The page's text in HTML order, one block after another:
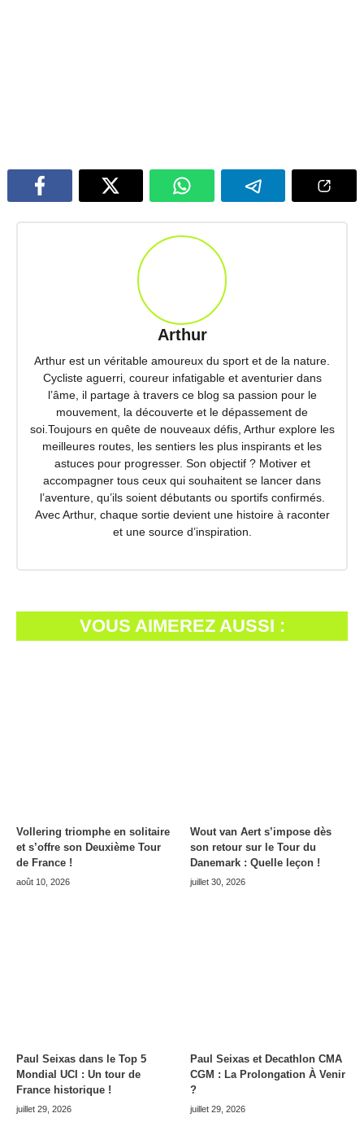
Arthur
Arthur est un véritable amoureux du sport et de la nature.
Cycliste aguerri, coureur infatigable et aventurier dans
l’âme, il partage à travers ce blog sa passion pour le
mouvement, la découverte et le dépassement de
soi.Toujours en quête de nouveaux défis, Arthur explore les
meilleures routes, les sentiers les plus inspirants et les
astuces pour progresser. Son objectif ? Motiver et
accompagner tous ceux qui souhaitent se lancer dans
l’aventure, qu’ils soient débutants ou sportifs confirmés.
Avec Arthur, chaque sortie devient une histoire à raconter
et une source d’inspiration.
VOUS AIMEREZ AUSSI :
Vollering triomphe en solitaire
et s’offre son Deuxième Tour
de France !
août 10, 2026
Wout van Aert s’impose dès
son retour sur le Tour du
Danemark : Quelle leçon !
juillet 30, 2026
Paul Seixas dans le Top 5
Mondial UCI : Un tour de
France historique !
juillet 29, 2026
Paul Seixas et Decathlon CMA
CGM : La Prolongation À Venir
?
juillet 29, 2026